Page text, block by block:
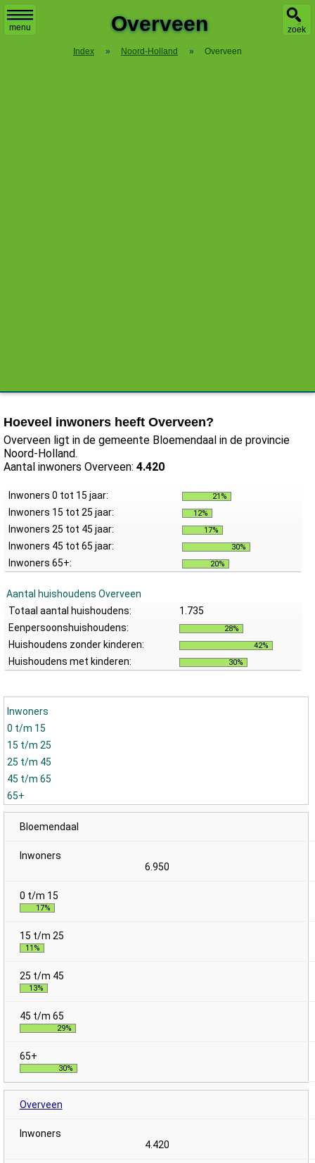
menu zoek
Overveen
Index » Noord-Holland » Overveen
Hoeveel inwoners heeft Overveen?
Overveen ligt in de gemeente Bloemendaal in de provincie
Noord-Holland.
Aantal inwoners Overveen: 4.420
Inwoners 0 tot 15 jaar: 21%
Inwoners 15 tot 25 jaar: 12%
Inwoners 25 tot 45 jaar: 17%
Inwoners 45 tot 65 jaar: 30%
Inwoners 65+: 20%
Aantal huishoudens Overveen
Totaal aantal huishoudens:
1.735
Eenpersoonshuishoudens:
28%
Huishoudens zonder kinderen: 42%
Huishoudens met kinderen: 30%
Inwoners
0 t/m 15
15 t/m 25
25 t/m 45
45 t/m 65
65+
Bloemendaal
6.950
17%
11%
13%
29%
30%
Overveen
4.420